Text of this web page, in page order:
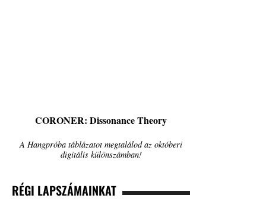
CORONER: Dissonance Theory
A Hangpróba táblázatot megtalálod az októberi
digitális különszámban!
RÉGI LAPSZÁMAINKAT